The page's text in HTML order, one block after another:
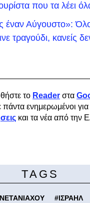
που τα λέει
Αύγουστο»:
τραγούδι, κανείς
το Reader στα
πάντα ενημερωμένοι για
και τα νέα από την
TAGS
#ΙΣΡΑΗΛ